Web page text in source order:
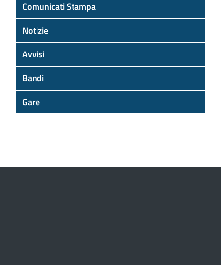
Comunicati Stampa
Notizie
Avvisi
Bandi
Gare